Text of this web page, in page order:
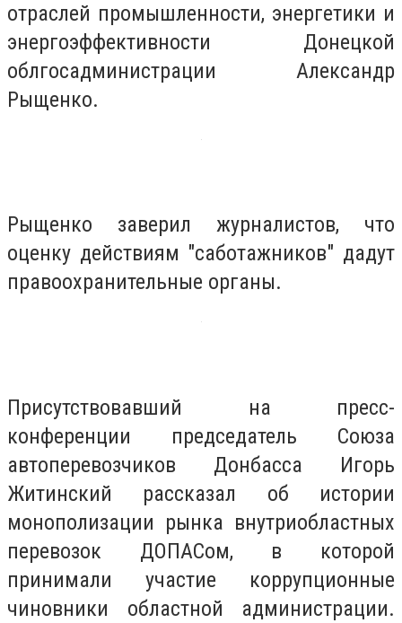
отраслей промышленности, энергетики и
энергоэффективности Донецкой
облгосадминистрации Александр
Рыщенко.
Рыщенко заверил журналистов, что
оценку действиям "саботажников" дадут
правоохранительные органы.
Присутствовавший на пресс-
конференции председатель Союза
автоперевозчиков Донбасса Игорь
Житинский рассказал об истории
монополизации рынка внутриобластных
перевозок ДОПАСом, в которой
принимали участие коррупционные
чиновники областной администрации.